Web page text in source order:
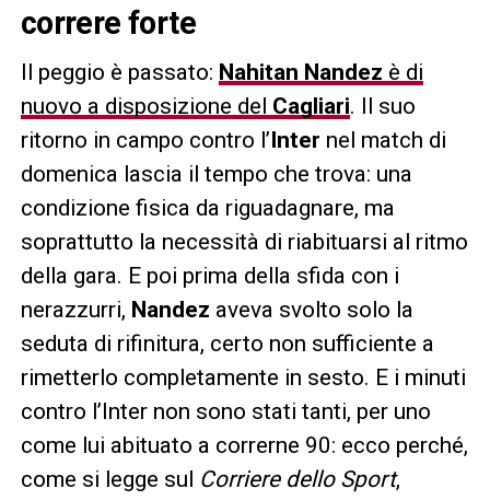
correre forte
Il peggio è passato: Nahitan Nandez è di
nuovo a disposizione del Cagliari. Il suo
ritorno in campo contro l’Inter nel match di
domenica lascia il tempo che trova: una
condizione fisica da riguadagnare, ma
soprattutto la necessità di riabituarsi al ritmo
della gara. E poi prima della sfida con i
nerazzurri, Nandez aveva svolto solo la
seduta di rifinitura, certo non sufficiente a
rimetterlo completamente in sesto. E i minuti
contro l’Inter non sono stati tanti, per uno
come lui abituato a correrne 90: ecco perché,
come si legge sul Corriere dello Sport,